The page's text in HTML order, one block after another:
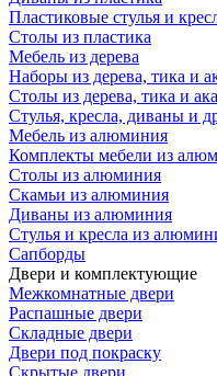
Пластиковые стулья и
Столы из пластика
Мебель из дерева
Наборы из дерева, тика и
Столы из дерева, тика и
Стулья, кресла, диваны и
Мебель из алюминия
Комплекты мебели из
Столы из алюминия
Скамьи из алюминия
Диваны из алюминия
Стулья и кресла из
Сапборды
Двери и комплектующие
Межкомнатные двери
Распашные двери
Складные двери
Двери под покраску
Скрытые двери